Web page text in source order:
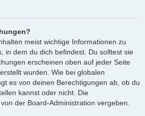
meist wichtige Informationen zu
in dem du dich befindest. Du solltest sie
erscheinen oben auf jeder Seite
wurden. Wie bei globalen
es von deinen Berechtigungen ab, ob du
kannst oder nicht. Die
der Board-Administration vergeben.